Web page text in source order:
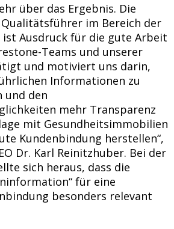
über das Ergebnis. Die
Qualitätsführer im Bereich der
Ausdruck für die gute Arbeit
Teams und unserer
und motiviert uns darin,
Informationen zu
und den
mehr Transparenz
mit Gesundheitsimmobilien
Kundenbindung herstellen“,
Dr. Karl Reinitzhuber. Bei der
sich heraus, dass die
für eine
besonders relevant